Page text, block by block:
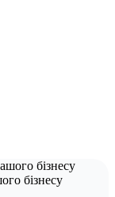
бізнесу